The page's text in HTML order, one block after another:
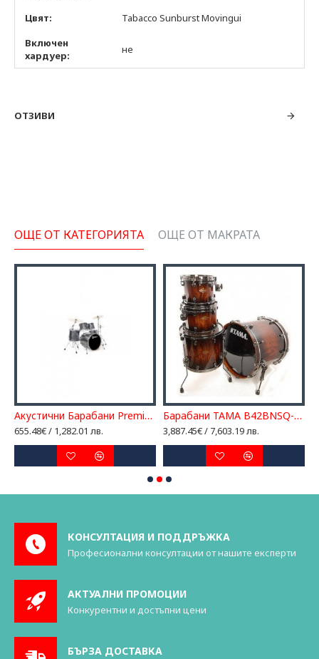
Цвят:
Tabacco Sunburst Movingui
Включен
хардуер:
не
ОТЗИВИ
ОЩЕ ОТ КАТЕГОРИЯТА ОЩЕ ОТ МАКРАТА
Акустични Барабани Premier PHS STAGE20 SGW Комплект със стойки и педал
655.48€ / 1,282.01 лв.
Барабани TAMA B42BNSQ-MOB
3,887.45€ / 7,603.19 лв.
КОНСУЛТАЦИЯ И ПОДДРЪЖКА
Професионални консултации от нашите експерти
АКТУАЛНИ ПРОМОЦИИ
Конкурентни и достъпни цени
БЪРЗА ДОСТАВКА